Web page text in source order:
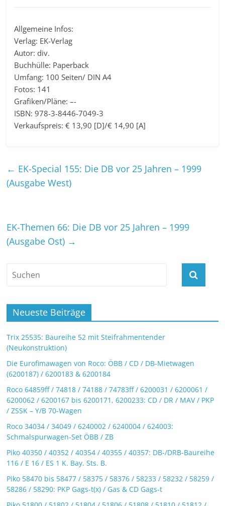
Allgemeine Infos:
Verlag: EK-Verlag
Autor: div.
Buchhülle: Paperback
Umfang: 100 Seiten/ DIN A4
Fotos: 141
Grafiken/Pläne: –-
ISBN: 978-3-8446-7049-3
Verkaufspreis: € 13,90 [D]/€ 14,90 [A]
← EK-Special 155: Die DB vor 25 Jahren – 1999
(Ausgabe West)
EK-Themen 66: Die DB vor 25 Jahren – 1999
(Ausgabe Ost) →
Neueste Beiträge
Trix 25535: Baureihe 52 mit Steifrahmentender
(Neukonstruktion)
Die Eurofimawagen von Roco: ÖBB / CD / DB-Mietwagen
(6200187) / 6200183 & 6200184
Roco 64859ff / 74818 / 74188 / 74783ff / 6200031 / 6200061 /
6200062 / 6200167 bis 6200171, 6200233: CD / DR / MAV / PKP
/ ZSSK – Y/B 70-Wagen
Roco 34034 / 34049 / 6240002 / 6240004 / 624003:
Schmalspurwagen-Set ÖBB / ZB
Piko 40350 / 40352 / 40354 / 40355 / 40357: DB-/DRB-Baureihe
116 / E 16 / ES 1 K. Bay. Sts. B.
Piko 58470 bis 58477 / 58375 / 58376 / 58233 / 58232 / 58259 /
58286 / 58290: PKP Gags-t(x) / Gas & CD Gags-t